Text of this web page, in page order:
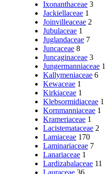
Ixonanthaceae 3
Jackiellaceae 1
Joinvilleaceae 2
Jubulaceae 1
Juglandaceae 7
Juncaceae 8
Juncaginaceae 3
Jungermanniaceae 1
Kallymeniaceae 6
Kewaceae 1
Kirkiaceae 1
Klebsormidiaceae 1
Kornmanniaceae 1
Krameriaceae 1
Lacistemataceae 2
Lamiaceae 170
Laminariaceae 7
Lanariaceae 1
Lardizabalaceae 11
Lauraceae 36